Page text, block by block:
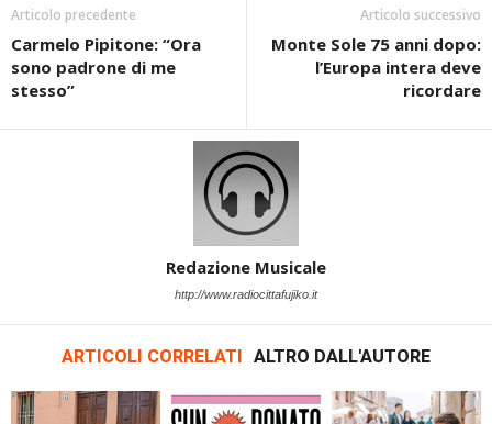
Articolo precedente
Carmelo Pipitone: “Ora
sono padrone di me
stesso”
Articolo successivo
Monte Sole 75 anni dopo:
l’Europa intera deve
ricordare
Redazione Musicale
http://www.radiocittafujiko.it
ARTICOLI CORRELATI ALTRO DALL'AUTORE